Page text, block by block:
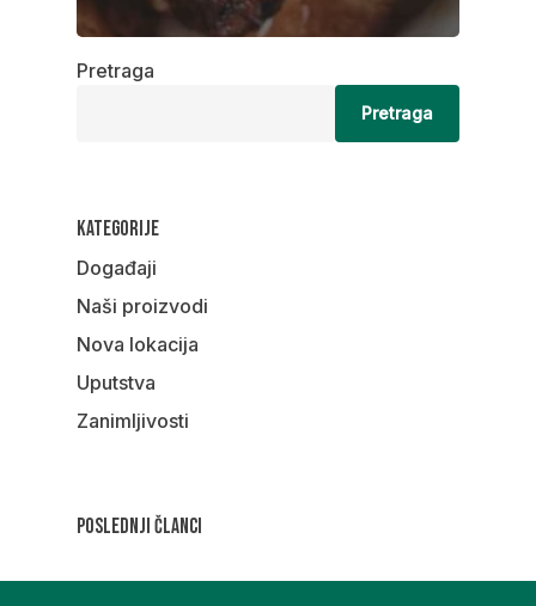
Pretraga
Pretraga
Kategorije
Događaji
Naši proizvodi
Nova lokacija
Uputstva
Zanimljivosti
Poslednji članci